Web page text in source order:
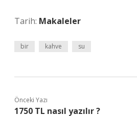
Tarih: Makaleler
bir kahve su
Önceki Yazı
1750 TL nasıl yazılır ?